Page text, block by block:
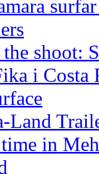
shoot:
i Costa
Land
in